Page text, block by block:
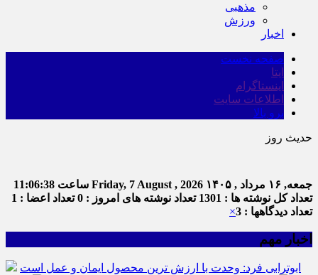
مذهبی
ورزش
اخبار
صفحه نخست
ایتا
اینستاگرام
اطلاعات سایت
برو بالا
حدیث روز
جمعه, ۱۶ مرداد , ۱۴۰۵ Friday, 7 August , 2026 ساعت 11:06:38
تعداد کل نوشته ها : 1301
تعداد نوشته های امروز : 0
تعداد اعضا : 1
تعداد دیدگاهها : 3
×
اخبار مهم
ابوترابی فرد: وحدت با ارزش ترین محصول ایمان و عمل است